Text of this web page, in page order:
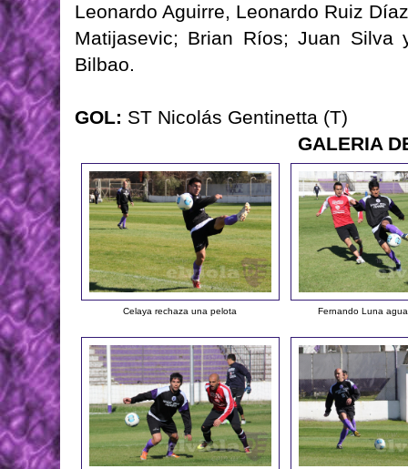
Leonardo Aguirre, Leonardo Ruiz
Matijasevic; Brian Ríos; Juan Silva
Bilbao.
GOL: ST Nicolás Gentinetta (T)
GALERIA
Celaya rechaza una pelota Fernando Luna